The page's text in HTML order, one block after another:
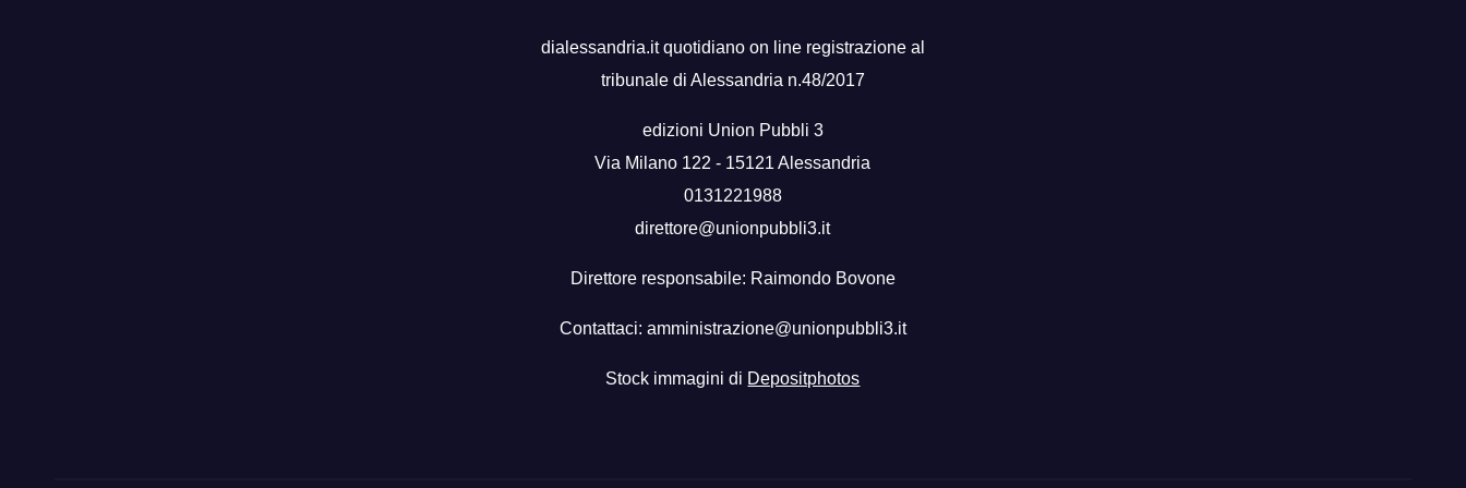
dialessandria.it quotidiano on line registrazione al
tribunale di Alessandria n.48/2017
edizioni Union Pubbli 3
Via Milano 122 - 15121 Alessandria
0131221988
direttore@unionpubbli3.it
Direttore responsabile: Raimondo Bovone
Contattaci: amministrazione@unionpubbli3.it
Stock immagini di Depositphotos